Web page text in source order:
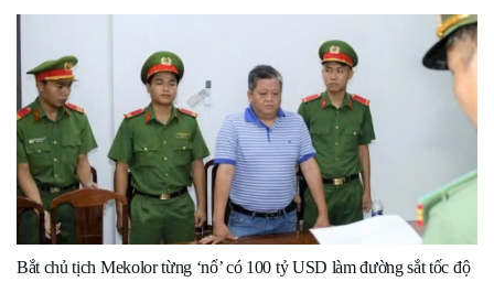
Bắt chủ tịch Mekolor từng ‘nổ’ có 100 tỷ USD làm đường sắt tốc độ